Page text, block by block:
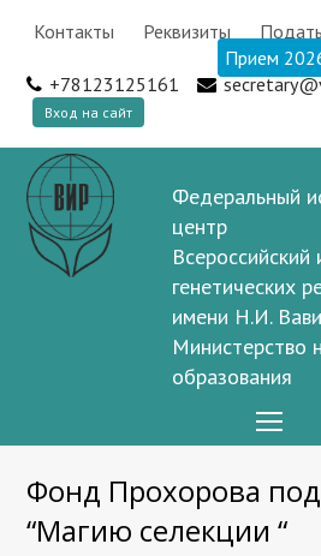
Контакты Реквизиты
Прием
+78123125161
Вход на сайт
Федеральный
центр
Всероссийский
генетических
имени Н.И.
Министерство
образования
Фонд Прохорова
“Магию селекции “